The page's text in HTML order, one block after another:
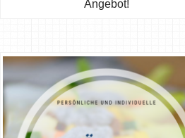
Angebot!